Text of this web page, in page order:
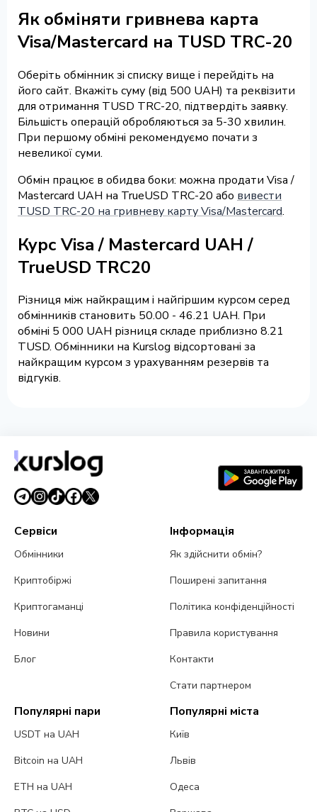
Як обміняти гривнева карта
Visa/Mastercard на TUSD TRC-20
Оберіть обмінник зі списку вище і перейдіть на
його сайт. Вкажіть суму (від 500 UAH) та реквізити
для отримання TUSD TRC-20, підтвердіть заявку.
Більшість операцій обробляються за 5-30 хвилин.
При першому обміні рекомендуємо почати з
невеликої суми.
Обмін працює в обидва боки: можна продати Visa /
Mastercard UAH на TrueUSD TRC-20 або вивести
TUSD TRC-20 на гривневу карту Visa/Mastercard.
Курс Visa / Mastercard UAH /
TrueUSD TRC20
Різниця між найкращим і найгіршим курсом серед
обмінників становить 50.00 - 46.21 UAH. При
обміні 5 000 UAH різниця складе приблизно 8.21
TUSD. Обмінники на Kurslog відсортовані за
найкращим курсом з урахуванням резервів та
відгуків.
Сервіси
Обмінники
Криптобіржі
Криптогаманці
Новини
Блог
Інформація
Як здійснити обмін?
Поширені запитання
Політика конфіденційності
Правила користування
Контакти
Стати партнером
Популярні пари
USDT на UAH
Bitcoin на UAH
ETH на UAH
Популярні міста
Київ
Львів
Одеса